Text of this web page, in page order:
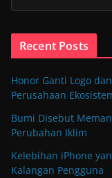
Recent Posts
Honor Ganti Logo
Perusahaan
Bumi Disebut
Perubahan Iklim
Kelebihan iPhone
Kalangan Pengguna